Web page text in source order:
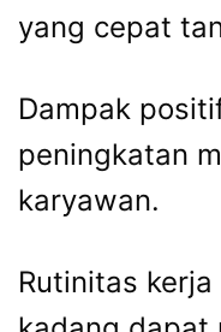
yang cepat
Dampak
peningkatan
karyawan.
Rutinitas